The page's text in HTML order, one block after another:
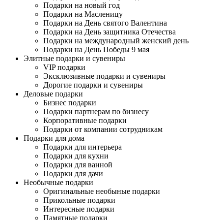
Подарки на новый год
Подарки на Масленицу
Подарки на День святого Валентина
Подарки на День защитника Отечества
Подарки на международный женский день
Подарки на День Победы 9 мая
Элитные подарки и сувениры
VIP подарки
Эксклюзивные подарки и сувениры
Дорогие подарки и сувениры
Деловые подарки
Бизнес подарки
Подарки партнерам по бизнесу
Корпоративные подарки
Подарки от компании сотрудникам
Подарки для дома
Подарки для интерьера
Подарки для кухни
Подарки для ванной
Подарки для дачи
Необычные подарки
Оригинальные необыные подарки
Прикольные подарки
Интересные подарки
Памятные подарки